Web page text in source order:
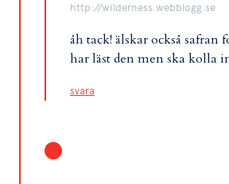
http://wilderness.webblogg.se
åh tack! älskar också safran
har läst den men ska kolla
svara